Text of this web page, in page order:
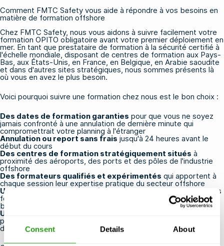
Consent Details About
Comment FMTC Safety vous aide à répondre à vos besoins en
matière de formation offshore
Chez FMTC Safety, nous vous aidons à suivre facilement votre
formation OPITO obligatoire avant votre premier déploiement en
mer. En tant que prestataire de formation à la sécurité certifié à
l'échelle mondiale, disposant de centres de formation aux Pays-
Bas, aux États-Unis, en France, en Belgique, en Arabie saoudite
et dans d'autres sites stratégiques, nous sommes présents là
où vous en avez le plus besoin.
Voici pourquoi suivre une formation chez nous est le bon choix :
Des dates de formation garanties pour que vous ne soyez
jamais confronté à une annulation de dernière minute qui
compromettrait votre planning à l'étranger
Annulation ou report sans frais jusqu'à 24 heures avant le
début du cours
Des centres de formation stratégiquement situés à
proximité des aéroports, des ports et des pôles de l'industrie
offshore
Des formateurs qualifiés et expérimentés qui apportent à
chaque session leur expertise pratique du secteur offshore
Une gamme complète de formations OPITO , notamment les
formations , couvrant aussi
bien les environnements offshore standard que tropicaux
Une note de 5 étoiles sur Trustpilot
près de 3 000 avis, qui témoigne de la qualité et de la fiabilité
dont bénéficient nos participants